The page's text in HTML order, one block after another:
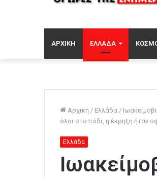
ΑΡΧΙΚΉ ΕΛΛΆΔΑ
Αρχική / Ελλάδα /
όλοι στο πόδι, η έκρηξη ήταν
Ελλάδα